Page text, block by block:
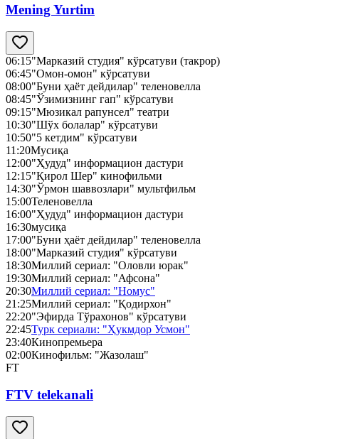
Mening Yurtim
06:15"Марказий студия" кўрсатуви (такрор)
06:45"Омон-омон" кўрсатуви
08:00"Буни ҳаёт дейдилар" теленовелла
08:45"Ўзимизнинг гап" кўрсатуви
09:15"Мюзикал рапунсел" театри
10:30"Шўх болалар" кўрсатуви
10:50"5 кетдим" кўрсатуви
11:20Мусиқа
12:00"Ҳудуд" информацион дастури
12:15"Қирол Шер" кинофильми
14:30"Ўрмон шаввозлари" мультфильм
15:00Теленовелла
16:00"Ҳудуд" информацион дастури
16:30мусиқа
17:00"Буни ҳаёт дейдилар" теленовелла
18:00"Марказий студия" кўрсатуви
18:30Миллий сериал: "Оловли юрак"
19:30Миллий сериал: "Афсона"
20:30Миллий сериал: "Номус"
21:25Миллий сериал: "Қодирхон"
22:20"Эфирда Тўрахонов" кўрсатуви
22:45Турк сериали: "Ҳукмдор Усмон"
23:40Кинопремьера
02:00Кинофильм: "Жазолаш"
FT
FTV telekanali